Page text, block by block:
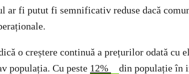
ar fi putut fi semnificativ reduse dacă
o creștere continuă a prețurilor odată cu
populația. Cu peste 12%
din populație în